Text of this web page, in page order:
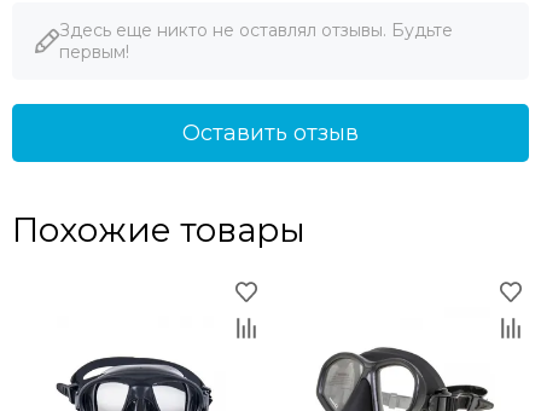
- гипоаллергенный силикон;
- удобный широкий ремешок;
- пластиковый бокс в комплекте.
Здесь еще никто не оставлял отзывы. Будьте
первым!
Оставить отзыв
Похожие товары